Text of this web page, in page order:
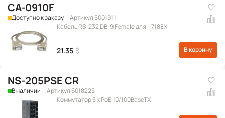
CA-0910F
Доступно к заказу
Артикул 5001911
Кабель RS-232 DB-9 Female для I-7188X
21.35 $ В корзину
NS-205PSE CR
В наличии
Артикул 6018225
Коммутатор 5 x PoE 10/100BaseTX